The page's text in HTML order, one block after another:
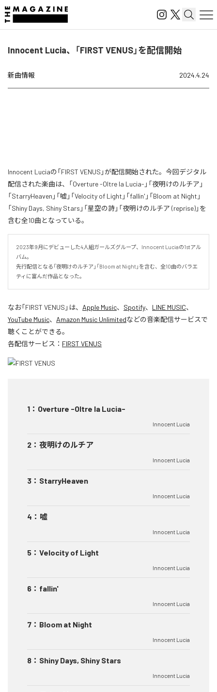
Innocent Lucia、「FIRST VENUS」を配信開始
新曲情報 2024.4.24
Innocent Luciaの「FIRST VENUS」が配信開始された。今回デジタル
配信された楽曲は、「Overture -Oltre la Lucia-」「夜明けのルチア」
「StarryHeaven」「嘘」「Velocity of Light」「fallin'」「Bloom at Night」
「Shiny Days, Shiny Stars」「星空の詩」「夜明けのルチア (reprise)」を
含む全10曲となっている。
2023年9月にデビューした4人組ガールズグループ、Innocent Luciaの1stアル
バム。
先行配信となる「夜明けのルチア」「Bloom at Night」を含む、全10曲のバラエ
ティに富んだ作品となった。
なお「FIRST VENUS 」は、 Apple Music、 Spotify、 LINE MUSIC、
YouTube Music、 Amazon Music Unlimitedなどの音楽配信サービスで
聴くことができる。
各配信サービス： FIRST VENUS
1 ： Overture -Oltre la Lucia-
Innocent Lucia
2 ： 夜明けのルチア
Innocent Lucia
3 ： StarryHeaven
Innocent Lucia
4 ： 嘘
Innocent Lucia
5 ： Velocity of Light
Innocent Lucia
6 ： fallin'
Innocent Lucia
7 ： Bloom at Night
Innocent Lucia
8 ： Shiny Days, Shiny Stars
Innocent Lucia